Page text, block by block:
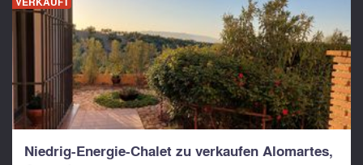
Niedrig-Energie-Chalet zu verkaufen Alomartes,